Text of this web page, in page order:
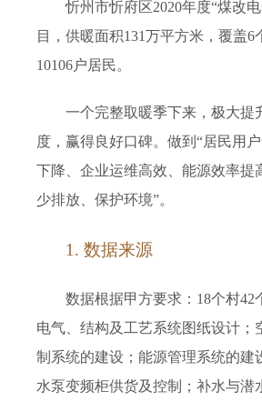
忻州市忻府区2020年度“煤改
目，供暖面积131万平方米，覆盖6
10106户居民。
一个完整取暖季下来，极大提
度，赢得良好口碑。做到“居民用
下降、企业运维高效、能源效率提
少排放、 保护环境”。
1. 数据来源
数据根据甲方要求：18个村42
电气、结构及工艺系统图纸设计；
制系统的建设；能源管理系统的建
水泵变频柜供货及控制；补水与潜